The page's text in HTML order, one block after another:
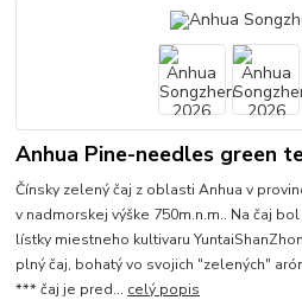
Anhua Pine-needles green
Čínsky zelený čaj z oblasti Anhua v
v nadmorskej výške 750m.n.m.. Na čaj
lístky miestneho kultivaru
plný čaj, bohatý vo svojich "zelených"
*** čaj je pred... celý popis